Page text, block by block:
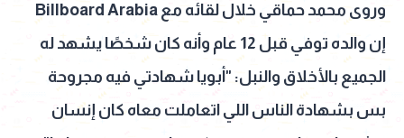
وروى محمد حماقي خلال لقائه مع Billboard Arabia
إن والده توفي قبل 12 عام وأنه كان شخصًا يشهد له
الجميع بالأخلاق والنبل: "أبويا شهادتي فيه مجروحة
بس بشهادة الناس اللي اتعاملت معاه كان إنسان